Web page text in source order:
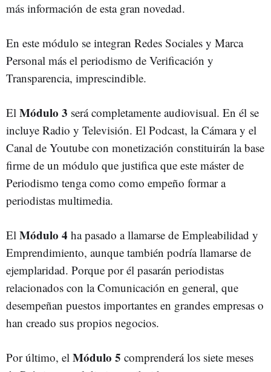
más información de esta gran novedad.
En este módulo se integran Redes Sociales y Marca
Personal más el periodismo de Verificación y
Transparencia, imprescindible.
El Módulo 3 será completamente audiovisual. En él se
incluye Radio y Televisión. El Podcast, la Cámara y el
Canal de Youtube con monetización constituirán la base
firme de un módulo que justifica que este máster de
Periodismo tenga como como empeño formar a
periodistas multimedia.
El Módulo 4 ha pasado a llamarse de Empleabilidad y
Emprendimiento, aunque también podría llamarse de
ejemplaridad. Porque por él pasarán periodistas
relacionados con la Comunicación en general, que
desempeñan puestos importantes en grandes empresas o
han creado sus propios negocios.
Por último, el Módulo 5 comprenderá los siete meses